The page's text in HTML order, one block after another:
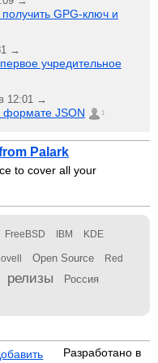
GPG-ключ и
→
учредительное
12:01 →
формате JSON 1
Palark
to cover all your
FreeBSD IBM KDE
Open Source Red
релизы Россия
Разработано в